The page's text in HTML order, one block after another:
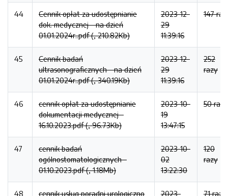
44
Cennik opłat za udostępnianie
dok. medycznej - na dzień
01.01.2024r..pdf (, 210.82Kb)
2023-12-
29
11:39:16
147
45
Cennik badań
ultrasonograficznych - na dzień
01.01.2024r..pdf (, 340.19Kb)
2023-12-
29
11:39:16
252
razy
46
cennik opłat za udostępnianie
dokumentacji medycznej -
16.10.2023.pdf (, 96.73Kb)
2023-10-
19
13:47:15
50 razy
47
cennik badań
ogólnostomatologicznych -
01.10.2023.pdf (, 1.18Mb)
2023-10-
02
13:22:30
120
razy
48
cennik usług poradni urologiczno
2023-
71 razy